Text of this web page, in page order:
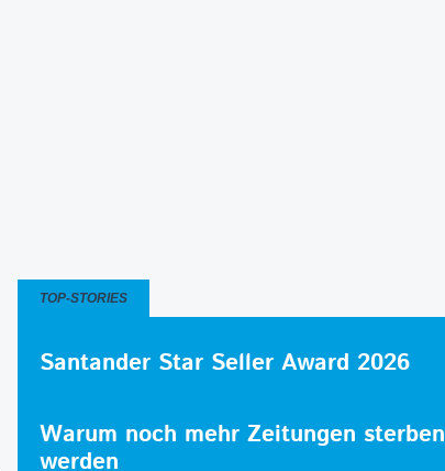
TOP-STORIES
Santander Star Seller Award 2026
Warum noch mehr Zeitungen sterben
werden